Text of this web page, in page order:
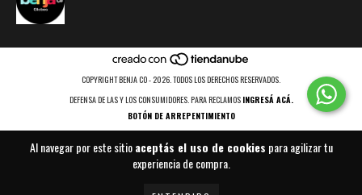
Al navegar por este sitioaceptás el uso de cookies para agilizar tu
experiencia de compra.
COPYRIGHT BENJA CO - 2026. TODOS LOS DERECHOS RESERVADOS.
DEFENSA DE LAS Y LOS CONSUMIDORES. PARA RECLAMOS INGRESÁ ACÁ.
BOTÓN DE ARREPENTIMIENTO